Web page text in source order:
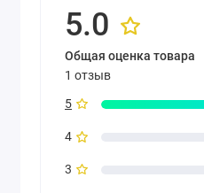
5.0
Общая оценка товара
1 отзыв
5
4
3